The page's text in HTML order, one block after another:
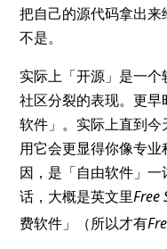
把自己的源代码拿出
不是。
实际上「开源」是一
社区分裂的表现。更
软件」。实际上直到
用它会更显得你像专
因，是「自由软件」
话，大概是英文里Free
费软件」（所以才有